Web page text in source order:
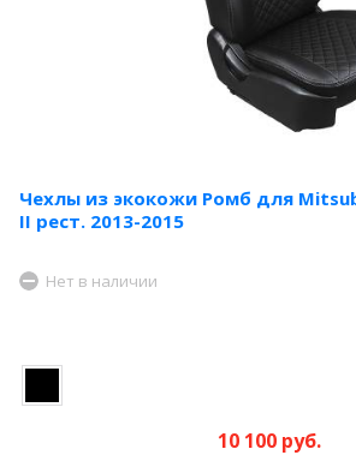
Чехлы из экокожи Ромб для
II рест. 2013-2015
Нет в наличии
10 100 руб.